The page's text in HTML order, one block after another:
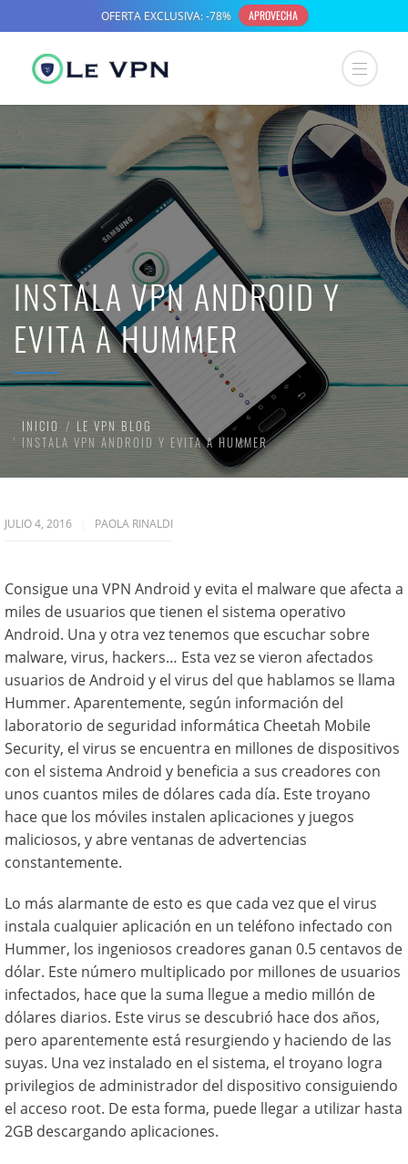
INSTALA VPN ANDROID Y
EVITA A HUMMER
INICIO
LE VPN BLOG
INSTALA VPN ANDROID Y EVITA A HUMMER
JULIO 4, 2016 PAOLA RINALDI
Consigue una VPN Android y evita el malware que afecta a
miles de usuarios que tienen el sistema operativo
Android. Una y otra vez tenemos que escuchar sobre
malware, virus, hackers… Esta vez se vieron afectados
usuarios de Android y el virus del que hablamos se llama
Hummer. Aparentemente, según información del
laboratorio de seguridad informática Cheetah Mobile
Security, el virus se encuentra en millones de dispositivos
con el sistema Android y beneficia a sus creadores con
unos cuantos miles de dólares cada día. Este troyano
hace que los móviles instalen aplicaciones y juegos
maliciosos, y abre ventanas de advertencias
constantemente.
Lo más alarmante de esto es que cada vez que el virus
instala cualquier aplicación en un teléfono infectado con
Hummer, los ingeniosos creadores ganan 0.5 centavos de
dólar. Este número multiplicado por millones de usuarios
infectados, hace que la suma llegue a medio millón de
dólares diarios. Este virus se descubrió hace dos años,
pero aparentemente está resurgiendo y haciendo de las
suyas. Una vez instalado en el sistema, el troyano logra
privilegios de administrador del dispositivo consiguiendo
el acceso root. De esta forma, puede llegar a utilizar hasta
2GB descargando aplicaciones.